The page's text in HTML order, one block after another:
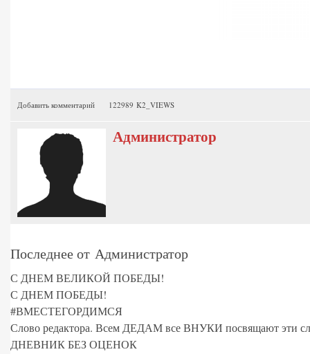
Добавить комментарий 122989 K2_VIEWS
Администратор
Последнее от Администратор
С ДНЕМ ВЕЛИКОЙ ПОБЕДЫ!
С ДНЕМ ПОБЕДЫ!
#ВМЕСТЕГОРДИМСЯ
Слово редактора. Всем ДЕДАМ все ВНУКИ посвящают эти
ДНЕВНИК БЕЗ ОЦЕНОК